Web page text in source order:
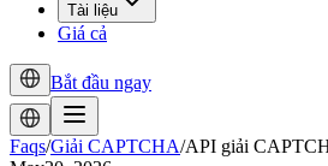
Tài liệu
Giá cả
Bắt đầu ngay
Faqs/Giải CAPTCHA/API giải